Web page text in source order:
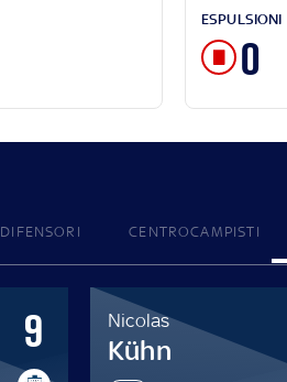
ESPULSIONI
0
DIFENSORI CENTROCAMPISTI
9 Nicolas
Kühn